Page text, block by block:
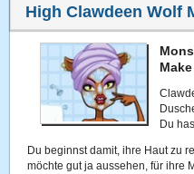
High Clawdeen Wolf
Du
Du beginnst damit, ihre Haut zu
möchte gut ja aussehen, für ihre